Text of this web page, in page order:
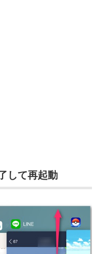
して再起動